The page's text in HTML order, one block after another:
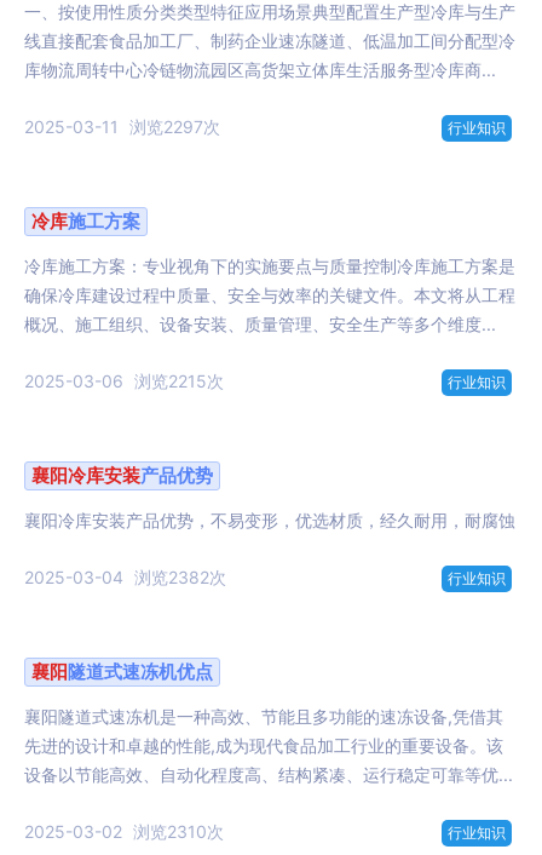
一、按使用性质分类类型特征应用场景典型配置生产型冷库与生产
线直接配套食品加工厂、制药企业速冻隧道、低温加工间分配型冷
库物流周转中心冷链物流园区高货架立体库生活服务型冷库商...
2025-03-11 浏览2297次 行业知识
冷库施工方案
冷库施工方案：专业视角下的实施要点与质量控制冷库施工方案是
确保冷库建设过程中质量、安全与效率的关键文件。本文将从工程
概况、施工组织、设备安装、质量管理、安全生产等多个维度...
2025-03-06 浏览2215次 行业知识
襄阳冷库安装产品优势
襄阳冷库安装产品优势，不易变形，优选材质，经久耐用，耐腐蚀
2025-03-04 浏览2382次 行业知识
襄阳隧道式速冻机优点
襄阳隧道式速冻机是一种高效、节能且多功能的速冻设备,凭借其
先进的设计和卓越的性能,成为现代食品加工行业的重要设备。该
设备以节能高效、自动化程度高、结构紧凑、运行稳定可靠等优...
2025-03-02 浏览2310次 行业知识